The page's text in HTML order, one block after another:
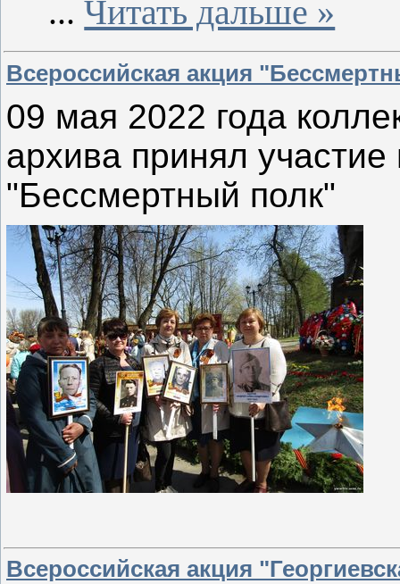
...Читать дальше »
Всероссийская акция
09 мая 2022 года
архива принял
"Бессмертный полк"
Всероссийская акция